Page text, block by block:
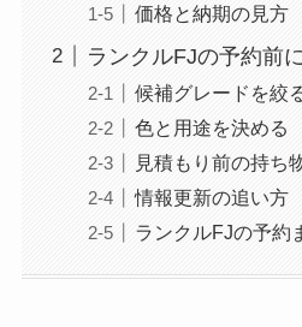
価格と納期の見方
ランクルFJの予約前
候補グレードを絞
色と用途を決める
見積もり前の持ち
情報更新の追い方
ランクルFJの予約